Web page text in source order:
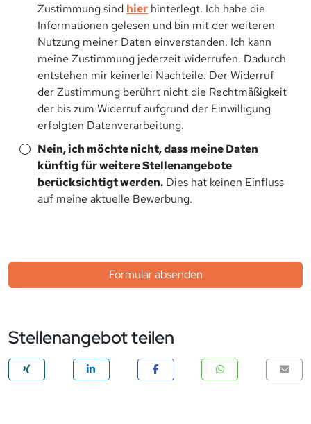
Zustimmung sind hier hinterlegt. Ich habe die
Informationen gelesen und bin mit der weiteren
Nutzung meiner Daten einverstanden. Ich kann
meine Zustimmung jederzeit widerrufen. Dadurch
entstehen mir keinerlei Nachteile. Der Widerruf
der Zustimmung berührt nicht die Rechtmäßigkeit
der bis zum Widerruf aufgrund der Einwilligung
erfolgten Datenverarbeitung.
Nein, ich möchte nicht, dass meine Daten
künftig für weitere Stellenangebote
berücksichtigt werden. Dies hat keinen Einfluss
auf meine aktuelle Bewerbung.
Formular absenden
Stellenangebot teilen